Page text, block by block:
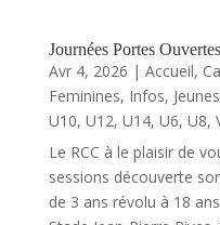
Journées Portes Ouvertes
Avr 4, 2026 | Accueil,
Feminines, Infos, Jeunes
U10, U12, U14, U6, U8,
Le RCC à le plaisir de
sessions découverte
de 3 ans révolu à 18